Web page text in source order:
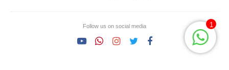
Follow us on social media 1